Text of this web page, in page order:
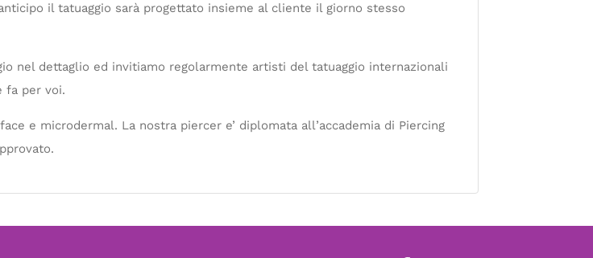
il tatuaggio sarà progettato insieme al cliente il giorno stesso
nel dettaglio ed invitiamo regolarmente artisti del tatuaggio internazionali
fa per voi.
e microdermal. La nostra piercer e’ diplomata all’accademia di Piercing